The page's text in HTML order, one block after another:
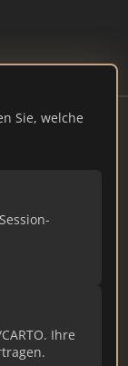
Sie, welche
Ihre